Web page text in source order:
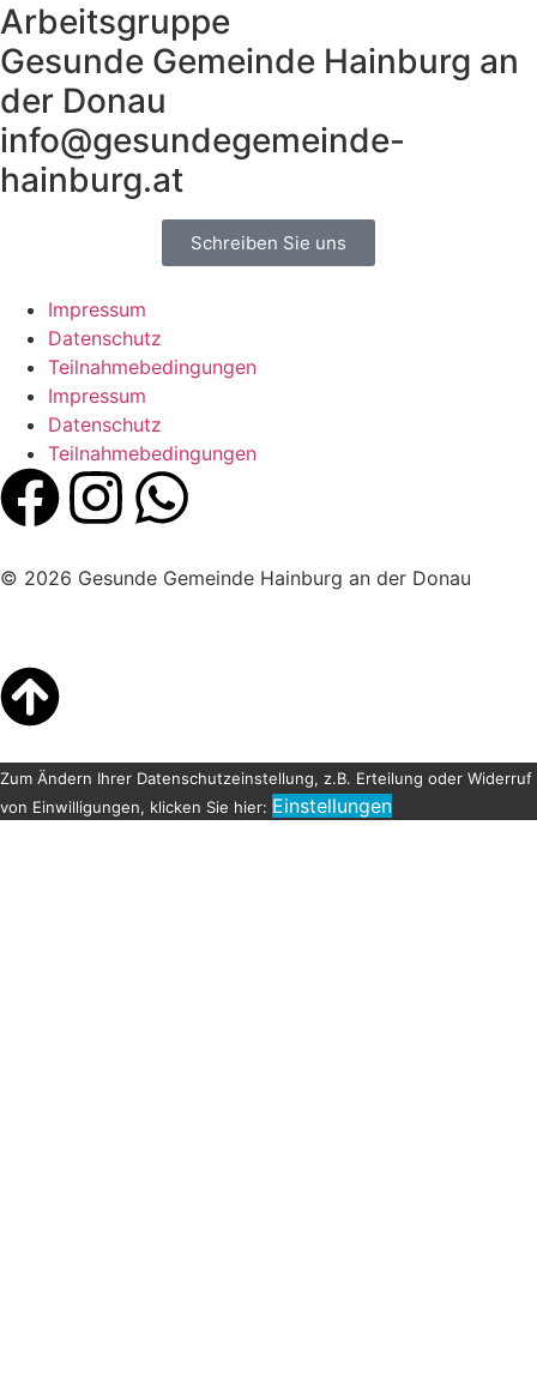
Arbeitsgruppe
Gesunde Gemeinde Hainburg an
der Donau
info@gesundegemeinde-
hainburg.at
Schreiben Sie uns
Impressum
Datenschutz
Teilnahmebedingungen
Impressum
Datenschutz
Teilnahmebedingungen
© 2026 Gesunde Gemeinde Hainburg an der Donau
Zum Ändern Ihrer Datenschutzeinstellung, z.B. Erteilung oder Widerruf
von Einwilligungen, klicken Sie hier: Einstellungen